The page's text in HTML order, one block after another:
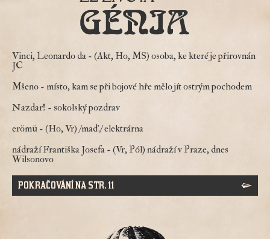
Vinci, Leonardo da - (Akt, Ho, MS) osoba, ke které je přirovnán
JC
Mšeno - místo, kam se při bojové hře mělo jít ostrým pochodem
Nazdar! - sokolský pozdrav
erömü - (Ho, Vr) /maď./ elektrárna
nádraží Františka Josefa - (Vr, Pól) nádraží v Praze, dnes
Wilsonovo
POKRAČOVÁNÍ NA STR. 11